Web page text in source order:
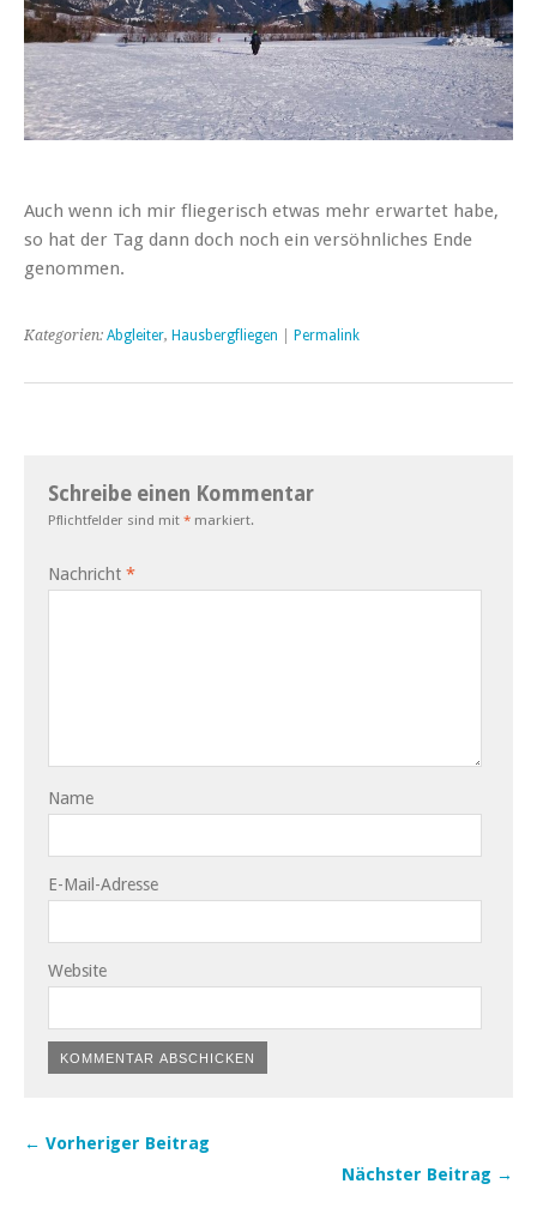
Auch wenn ich mir fliegerisch etwas mehr erwartet habe,
so hat der Tag dann doch noch ein versöhnliches Ende
genommen.
Kategorien: Abgleiter, Hausbergfliegen Permalink
Schreibe einen Kommentar
Pflichtfelder sind mit * markiert.
Nachricht *
Name
E-Mail-Adresse
Website
← Vorheriger Beitrag
Nächster Beitrag →